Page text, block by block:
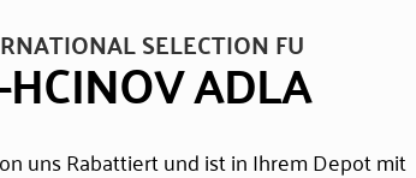
SELECTION FU
HCINOV ADLA
uns Rabattiert und ist in Ihrem Depot mit